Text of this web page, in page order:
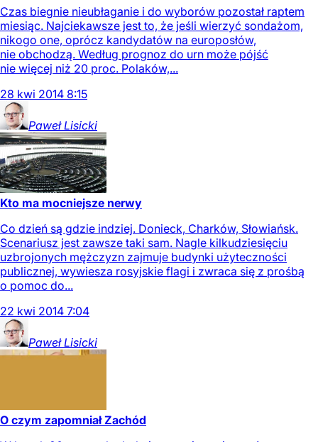
Czas biegnie nieubłaganie i do wyborów pozostał raptem
miesiąc. Najciekawsze jest to, że jeśli wierzyć sondażom,
nikogo one, oprócz kandydatów na europosłów,
nie obchodzą. Według prognoz do urn może pójść
nie więcej niż 20 proc. Polaków,...
28 kwi 2014 8:15
Paweł Lisicki
Kto ma mocniejsze nerwy
Co dzień są gdzie indziej. Donieck, Charków, Słowiańsk.
Scenariusz jest zawsze taki sam. Nagle kilkudziesięciu
uzbrojonych mężczyzn zajmuje budynki użyteczności
publicznej, wywiesza rosyjskie flagi i zwraca się z prośbą
o pomoc do...
22 kwi 2014 7:04
Paweł Lisicki
O czym zapomniał Zachód